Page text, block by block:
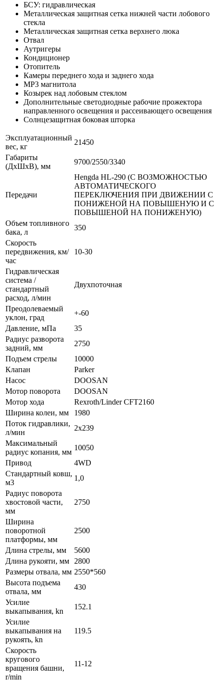
БСУ: гидравлическая
Металлическая защитная сетка нижней части лобового
стекла
Металлическая защитная сетка верхнего люка
Отвал
Аутригеры
Кондиционер
Отопитель
Камеры переднего хода и заднего хода
MP3 магнитола
Козырек над лобовым стеклом
Дополнительные светодиодные рабочие прожектора
направленного освещения и рассеивающего освещения
Солнцезащитная боковая шторка
Эксплуатационный
вес, кг
21450
Габариты
(ДхШхВ), мм
9700/2550/3340
Передачи
Hengda HL-290 (С ВОЗМОЖНОСТЬЮ
АВТОМАТИЧЕСКОГО
ПЕРЕКЛЮЧЕНИЯ ПРИ ДВИЖЕНИИ С
ПОНИЖЕНОЙ НА ПОВЫШЕНУЮ И С
ПОВЫШЕНОЙ НА ПОНИЖЕНУЮ)
Объем топливного
бака, л
350
Скорость
передвижения, км/
час
10-30
Гидравлическая
система /
стандартный
расход, л/мин
Двухпоточная
Преодолеваемый
уклон, град
+-60
Давление, мПа
35
Радиус разворота
задний, мм
2750
Подъем стрелы
10000
Клапан
Parker
Насос
DOOSAN
Мотор поворота
DOOSAN
Мотор хода
Rexroth/Linder CFT2160
Ширина колеи, мм
1980
Поток гидравлики,
л/мин
2x239
Максимальный
радиус копания, мм
10050
Привод
4WD
Стандартный ковш,
м3
1,0
Радиус поворота
хвостовой части,
мм
2750
Ширина
поворотной
платформы, мм
2500
Длина стрелы, мм
5600
Длина рукояти, мм
2800
Размеры отвала, мм 2550*560
Высота подъема
отвала, мм
430
Усилие
выкапывания, kn
152.1
Усилие
выкапывания на
рукоять, kn
119.5
Скорость
кругового
вращения башни,
r/min
11-12